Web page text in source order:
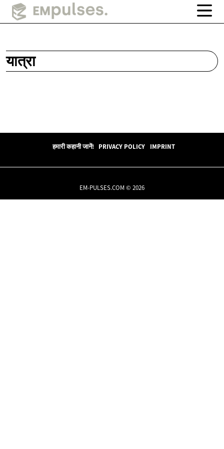
यात्रा
हमारी कहानी जानें! PRIVACY POLICY IMPRINT
EM-PULSES.COM © 2026